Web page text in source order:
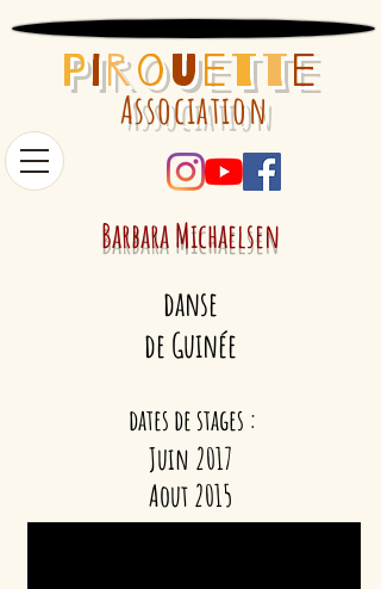
Pirouette
Association
BarbaraMichaelsen
dates de stages :
Juin 2017
Aout 2015
danse
de Guinée